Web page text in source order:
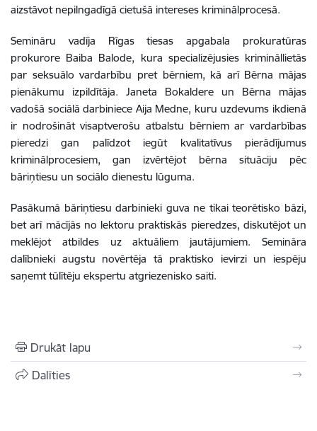
aizstāvot nepilngadīgā cietušā intereses kriminālprocesā.
Semināru vadīja Rīgas tiesas apgabala prokuratūras
prokurore Baiba Balode, kura specializējusies krimināllietās
par seksuālo vardarbību pret bērniem, kā arī Bērna mājas
pienākumu izpildītāja. Janeta Bokaldere un Bērna mājas
vadošā sociālā darbiniece Aija Medne, kuru uzdevums ikdienā
ir nodrošināt visaptverošu atbalstu bērniem ar vardarbības
pieredzi gan palīdzot iegūt kvalitatīvus pierādījumus
kriminālprocesiem, gan izvērtējot bērna situāciju pēc
bāriņtiesu un sociālo dienestu lūguma.
Pasākumā bāriņtiesu darbinieki guva ne tikai teorētisko bāzi,
bet arī mācījās no lektoru praktiskās pieredzes, diskutējot un
meklējot atbildes uz aktuāliem jautājumiem. Semināra
dalībnieki augstu novērtēja tā praktisko ievirzi un iespēju
saņemt tūlītēju ekspertu atgriezenisko saiti.
Drukāt lapu
Dalīties